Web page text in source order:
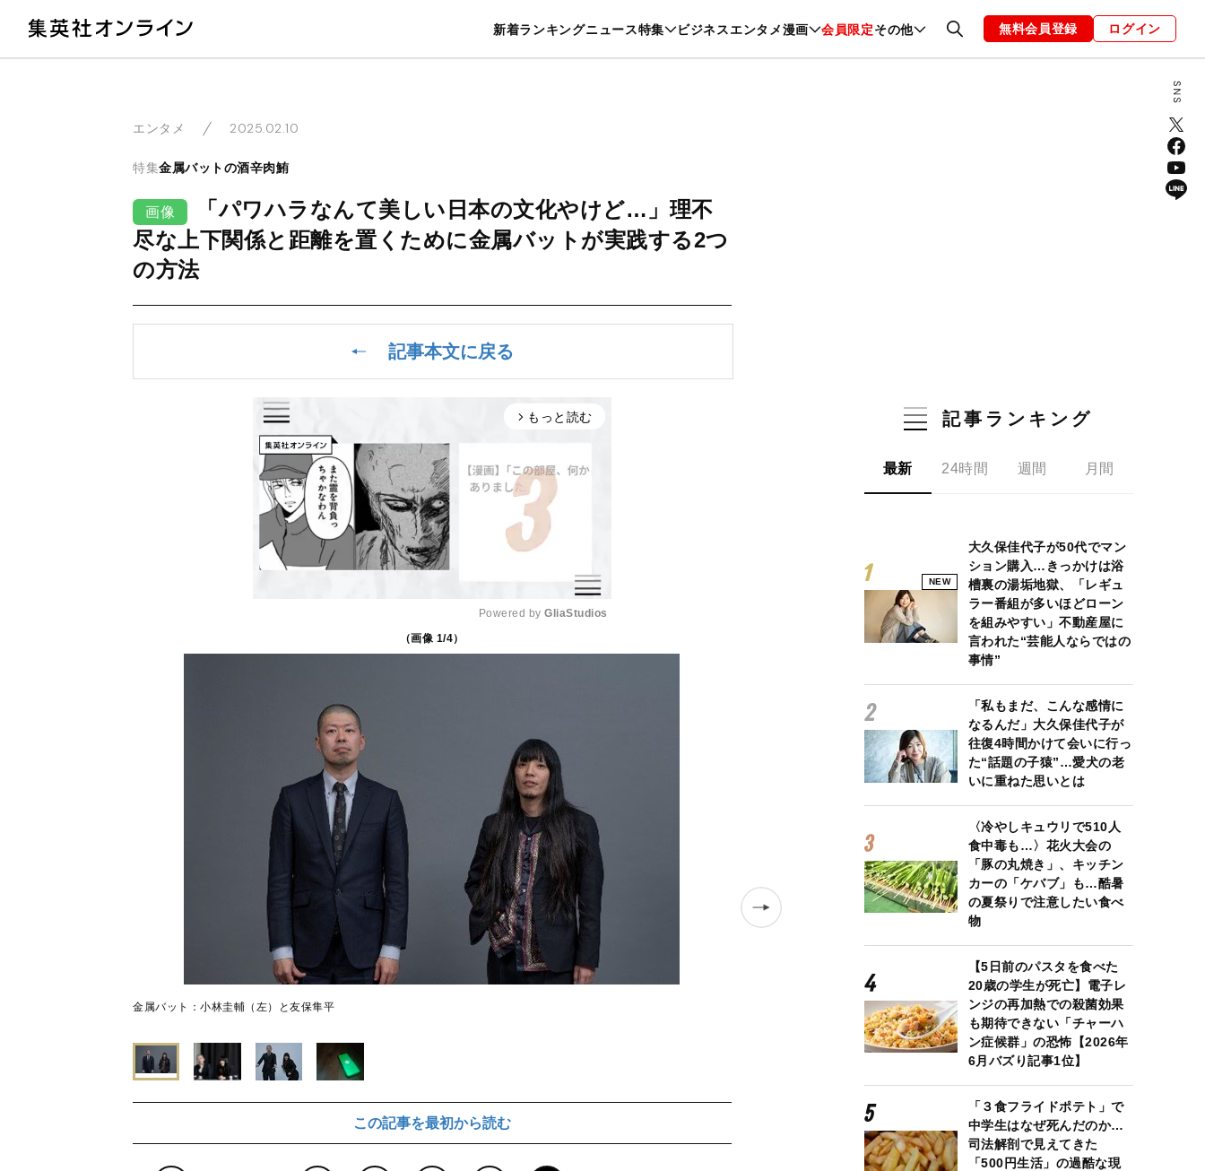
新着ランキングニュース特集 ビジネスエンタメ漫画 会員限定その他
暮らし スポーツ ヘルスケア 美容 グルメ ファッション 恋愛・結婚 編集部 お知らせ
無料会員登録 ログイン
エンタメ 2025.02.10
特集金属バットの酒辛肉鮪
画像
「パワハラなんて美しい日本の文化やけど…」理不
尽な上下関係と距離を置くために金属バットが実践する2つ
の方法
記事本文に戻る
arrow_forward_ios もっと読む
e
Powered by GliaStudios
（画像 1/4）
金属バット：小林圭輔（左）と友保隼平
小林が最近なんか見てしまうYouTubeは「おうち麺TV.」
この記事を最初から読む
記事ランキング
最新 24時間 週間 月間
NEW
大久保佳代子が50代でマン
ション購入…きっかけは浴
槽裏の湯垢地獄、「レギュ
ラー番組が多いほどローン
を組みやすい」不動産屋に
言われた“芸能人ならではの
事情”
「私もまだ、こんな感情に
なるんだ」大久保佳代子が
往復4時間かけて会いに行っ
た“話題の子猿”…愛犬の老
いに重ねた思いとは
〈冷やしキュウリで510人
食中毒も…〉花火大会の
「豚の丸焼き」、キッチン
カーの「ケバブ」も…酷暑
の夏祭りで注意したい食べ
物
【5日前のパスタを食べた
20歳の学生が死亡】電子レ
ンジの再加熱での殺菌効果
も期待できない「チャーハ
ン症候群」の恐怖【2026年
6月バズり記事1位】
「３食フライドポテト」で
中学生はなぜ死んだのか…
司法解剖で見えてきた
「500円生活」の過酷な現